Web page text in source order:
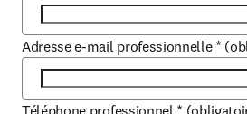
Adresse e-mail professionnelle *
Téléphone professionnel *